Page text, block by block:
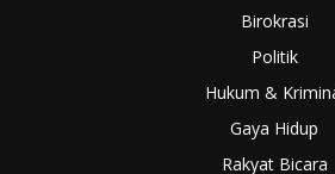
Birokrasi
Politik
Hukum &
Gaya Hidup
Rakyat Bicara